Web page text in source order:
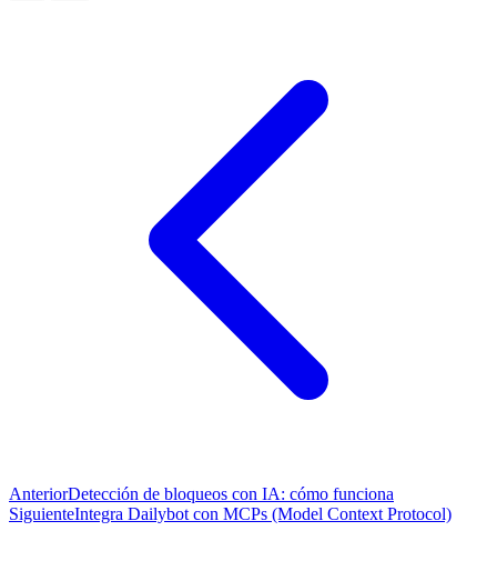
AnteriorDetección de bloqueos con IA: cómo funciona
SiguienteIntegra Dailybot con MCPs (Model Context Protocol)